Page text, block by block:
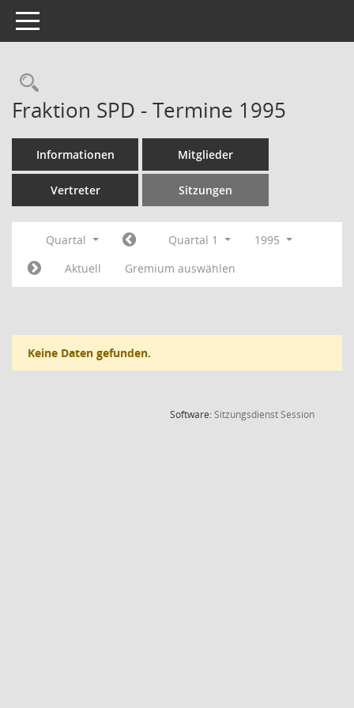
Toggle navigation
Rechercheauswahl
Fraktion SPD - Termine 1995
Informationen Mitglieder
Vertreter Sitzungen
Quartal Quartal 1
1995
Aktuell
Gremium auswählen
Keine Daten gefunden.
Software:SitzungsdienstSession(Wird in